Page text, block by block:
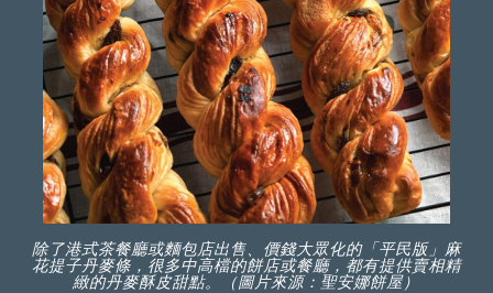
除了港式茶餐廳或麵包店出售、價錢大眾化的「平民版」麻
花提子丹麥條，很多中高檔的餅店或餐廳，都有提供賣相精
緻的丹麥酥皮甜點。（圖片來源：聖安娜餅屋）